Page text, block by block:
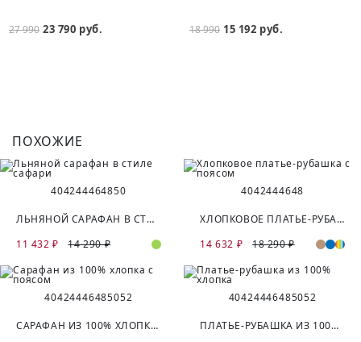
27 990 23 790 руб. 18 990 15 192 руб.
ПОХОЖИЕ
404244464850
ЛЬНЯНОЙ САРАФАН В СТИЛЕ САФАРИ
11 432 ₽
14 290 ₽
4042444648
ХЛОПКОВОЕ ПЛАТЬЕ-РУБАШКА С ПОЯСОМ
14 632 ₽
18 290 ₽
40424446485052
САРАФАН ИЗ 100% ХЛОПКА С ПОЯСОМ
40424446485052
ПЛАТЬЕ-РУБАШКА ИЗ 100% ХЛОПКА